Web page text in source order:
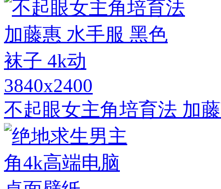
3840x2400
不起眼女主角培育法 加